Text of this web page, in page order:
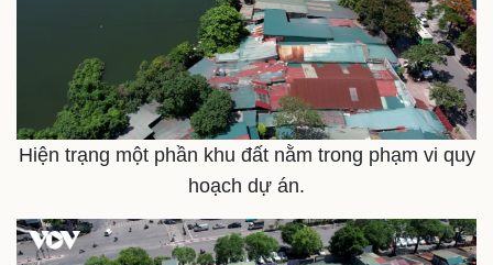
Tư vấn luật
Vũ khí
Việt Nam
Phân tích
Hiện trạng một phần khu đất nằm trong phạm vi quy
hoạch dự án.